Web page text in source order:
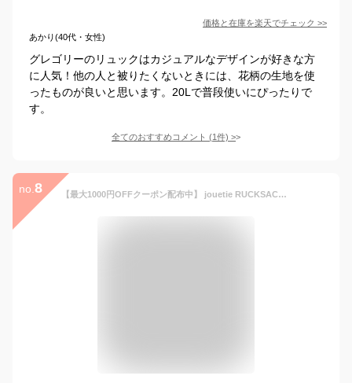
価格と在庫を楽天でチェック >>
あかり(40代・女性)
グレゴリーのリュックはカジュアルなデザインが好きな方
に人気！他の人と被りたくないときには、花柄の生地を使
ったものが良いと思います。20Lで普段使いにぴったりで
す。
全てのおすすめコメント (1件) >
no. 8 【最大1000円OFFクーポン配布中】 jouetie RUCKSACK ジュエティ リュック バッグ バックパック ライダース レディース ブラック アイボリー ダーク ブラウン 黒 81390B